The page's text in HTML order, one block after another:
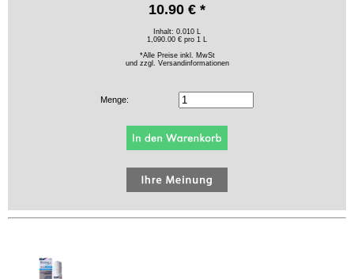
10.90 € *
Inhalt: 0.010 L
1,090.00 € pro 1 L
*Alle Preise inkl. MwSt
und zzgl. Versandinformationen
Menge: